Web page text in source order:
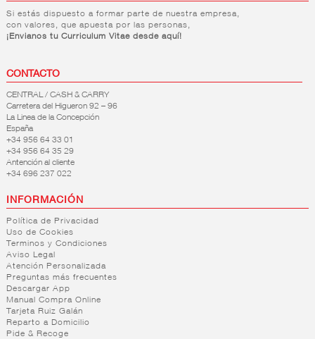
Si estás dispuesto a formar parte de nuestra empresa,
con valores, que apuesta por las personas,
¡Envianos tu Curriculum Vitae desde aquí!
CONTACTO
CENTRAL / CASH & CARRY
Carretera del Higueron 92 – 96
La Linea de la Concepción
España
+34 956 64 33 01
+34 956 64 35 29
Antención al cliente
+34 696 237 022
INFORMACIÓN
Política de Privacidad
Uso de Cookies
Terminos y Condiciones
Aviso Legal
Atención Personalizada
Preguntas más frecuentes
Descargar App
Manual Compra Online
Tarjeta Ruiz Galán
Reparto a Domicilio
Pide & Recoge